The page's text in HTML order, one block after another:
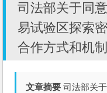
司法部关于同
易试验区探索
合作方式和机
文章摘要 司法部关